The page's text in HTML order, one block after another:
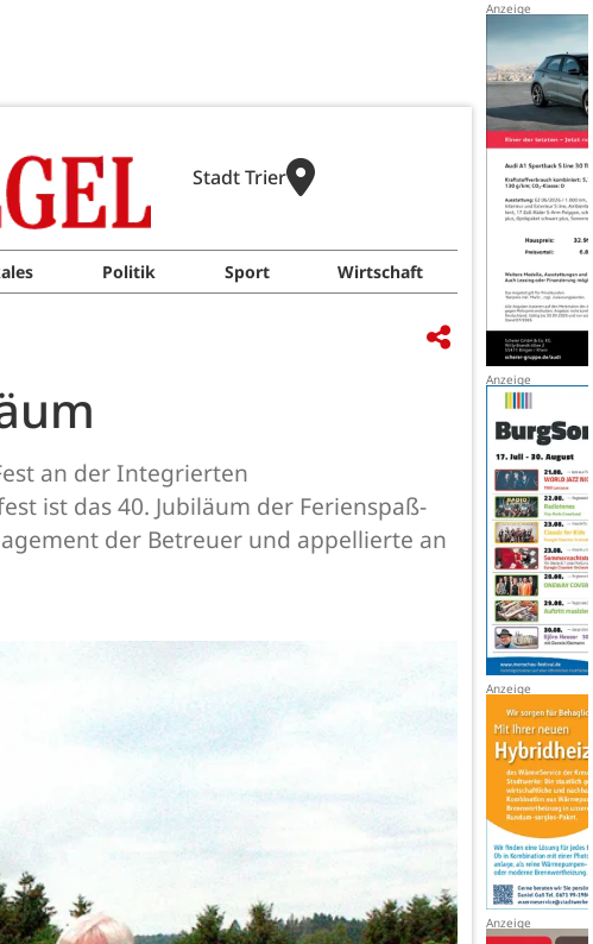
Stadt Trier
Politik Sport Wirtschaft
an der Integrierten
ist das 40. Jubiläum der Ferienspaß-
der Betreuer und appellierte an